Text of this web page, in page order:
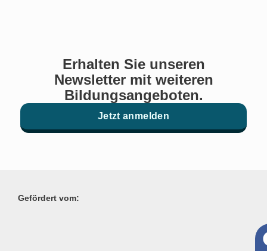
Erhalten Sie unseren
Newsletter mit weiteren
Bildungsangeboten.
Jetzt anmelden
Gefördert vom: